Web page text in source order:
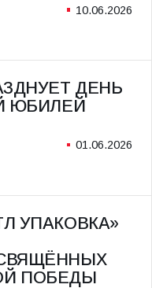
10.06.2026
ДЕНЬ
ЮБИЛЕЙ
01.06.2026
УПАКОВКА»
ПОБЕДЫ